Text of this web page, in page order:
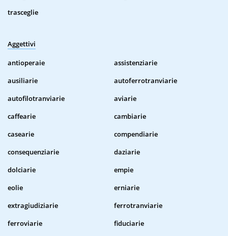
trasceglie
Aggettivi
antioperaie
assistenziarie
ausiliarie
autoferrotranviarie
autofilotranviarie
aviarie
caffearie
cambiarie
casearie
compendiarie
consequenziarie
daziarie
dolciarie
empie
eolie
erniarie
extragiudiziarie
ferrotranviarie
ferroviarie
fiduciarie